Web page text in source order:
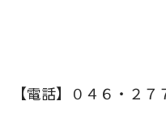
【電話】０４６・２７